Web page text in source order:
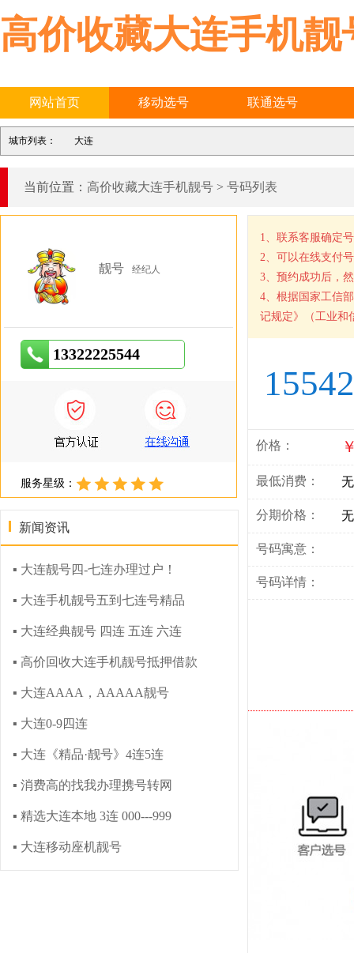
高价收藏大连手机靓
网站首页 移动选号 联通选号
城市列表： 大连
当前位置： 高价收藏大连手机靓号 > 号码列表
1、联系客服确定
2、可以在线支付
3、预约成功后，
4、根据国家工信
记规定》（工业和
价格：
最低消费：
分期价格： 无
号码寓意：
号码详情：
靓号 经纪人
13322225544
服务星级：
新闻资讯
▪ 大连靓号四-七连办理过户！
▪ 大连手机靓号五到七连号精品
▪ 大连经典靓号 四连 五连 六连
▪ 高价回收大连手机靓号抵押借款
▪ 大连AAAA，AAAAA靓号
▪ 大连0-9四连
▪ 大连《精品·靓号》4连5连
▪ 消费高的找我办理携号转网
▪ 精选大连本地 3连 000---999
▪ 大连移动座机靓号